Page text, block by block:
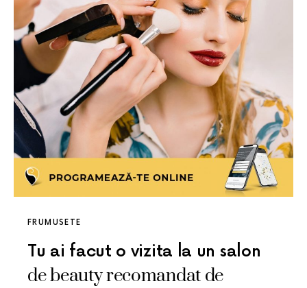
FRUMUSETE
Tu ai facut o vizita la un salon
de beauty recomandat de